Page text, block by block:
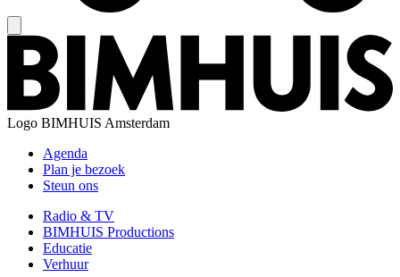
Logo BIMHUIS Amsterdam
Agenda
Plan je bezoek
Steun ons
Radio & TV
BIMHUIS Productions
Educatie
Verhuur